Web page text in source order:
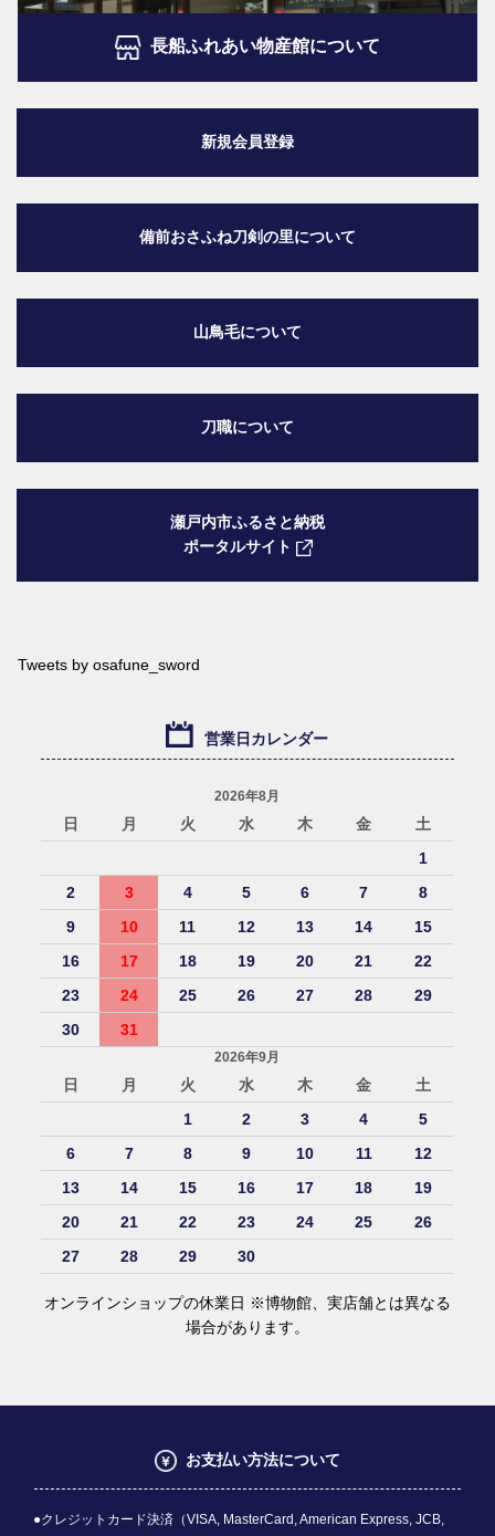
長船ふれあい物産館について
新規会員登録
備前おさふね刀剣の里について
山鳥毛について
刀職について
瀬戸内市ふるさと納税
ポータルサイト
Tweets by osafune_sword
営業日カレンダー
2026年8月
日 月 火 水 木 金
土
1
2
3 4 5 6 7
8
9
10 11 12 13 14
15
16
17 18 19 20 21
22
23
24 25 26 27 28
29
30
31
2026年9月
日 月 火 水 木 金
土
1
2 3 4
5
6
7 8 9 10 11
12
13
14 15 16 17 18
19
20
21 22 23 24 25
26
27
28 29 30
オンラインショップの休業日 ※博物館、実店舗とは異なる
場合があります。
お支払い方法について
●クレジットカード決済（VISA, MasterCard, American Express, JCB,